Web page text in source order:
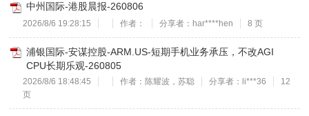
中州国际-港股晨报-260806
2026/8/6 19:28:15 作者： 分享者：har****hen 8 页
浦银国际-安谋控股-ARM.US-短期手机业务承压，不改AGI
CPU长期乐观-260805
2026/8/6 18:48:45 作者：陈耀波，苏聪 分享者：li***36
12
页